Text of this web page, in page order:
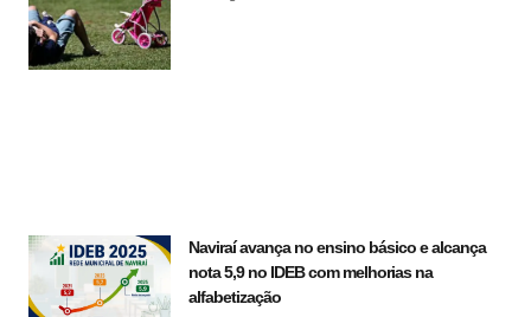
Naviraí avança no ensino básico e alcança
nota 5,9 no IDEB com melhorias na
alfabetização